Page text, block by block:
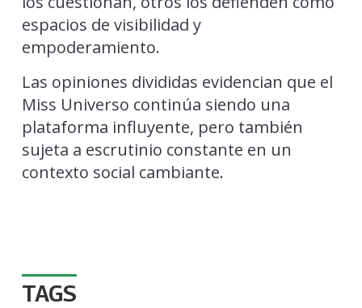
espacios de visibilidad y
empoderamiento.
Las opiniones divididas evidencian que el
Miss Universo continúa siendo una
plataforma influyente, pero también
sujeta a escrutinio constante en un
contexto social cambiante.
TAGS